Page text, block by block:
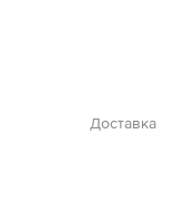
Доставка